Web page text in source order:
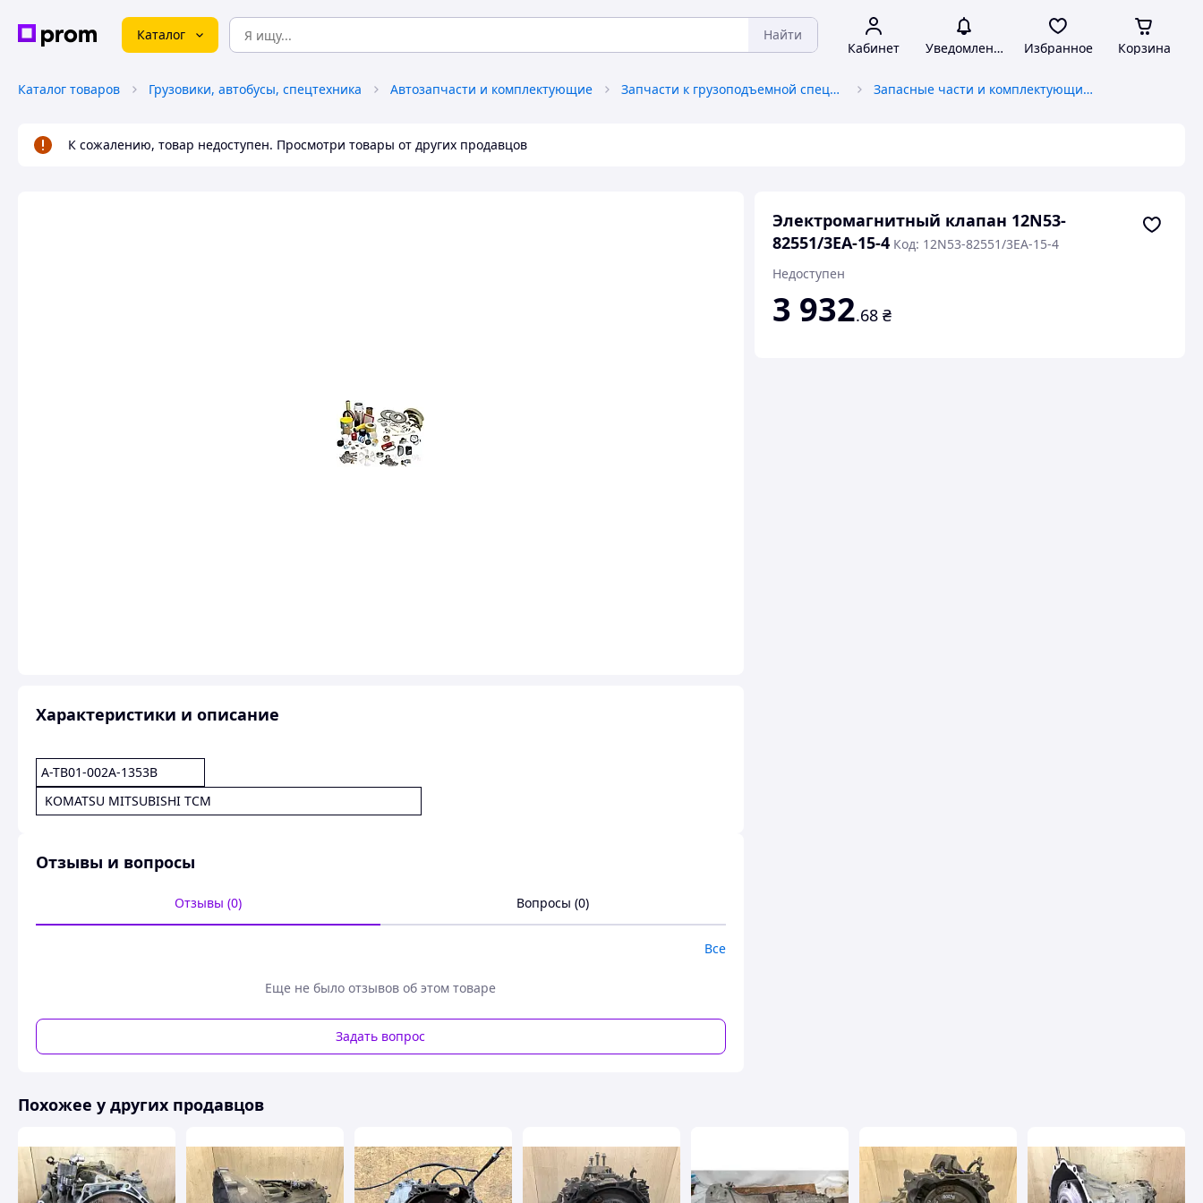
Каталог Найти
Кабинет Уведомления Избранное Корзина
Каталог товаров Грузовики, автобусы, спецтехника Автозапчасти и комплектующие Запчасти к грузоподъемной спецтехнике Запасные части и комплектующие к погрузчикам
К сожалению, товар недоступен. Просмотри товары от других продавцов
Электромагнитный клапан 12N53-
82551/3EA-15-4 Код: 12N53-82551/3EA-15-4
Недоступен
3 932.68 ₴
Характеристики и описание
A-TB01-002A-1353B
KOMATSU MITSUBISHI TCM
Отзывы и вопросы
Отзывы (0) Вопросы (0)
Все
Еще не было отзывов об этом товаре
Задать вопрос
Похожее у других продавцов